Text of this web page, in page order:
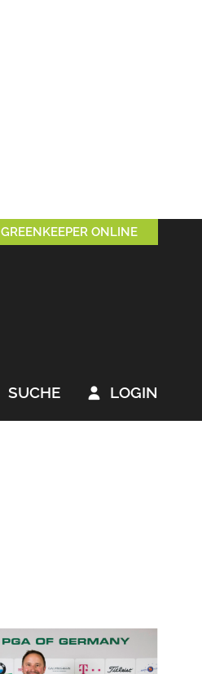
GREENKEEPER ONLINE
SUCHE  LOGIN